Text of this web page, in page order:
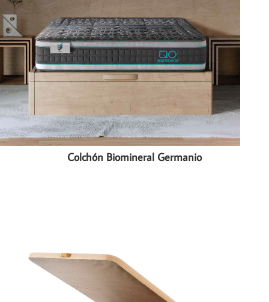
Colchón Biomineral Germanio